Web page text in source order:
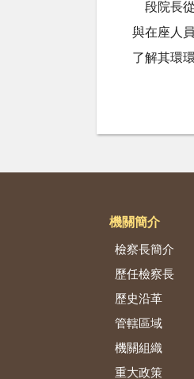
段院長從
與在座人
了解其環
機關簡介
檢察長簡介
歷任檢察長
歷史沿革
管轄區域
機關組織
重大政策